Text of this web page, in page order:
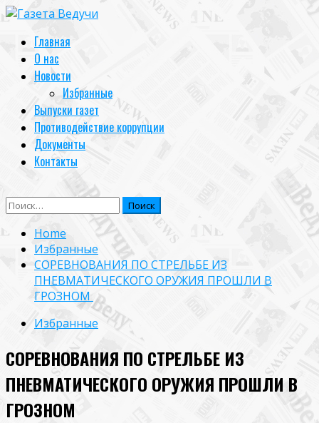
Skip
content
Primary
Menu
Главная
О нас
Новости
Избранные
Выпуски газет
Противодействие коррупции
Документы
Контакты
Найти:
Home
Избранные
СОРЕВНОВАНИЯ ПО СТРЕЛЬБЕ ИЗ
ПНЕВМАТИЧЕСКОГО ОРУЖИЯ ПРОШЛИ В
ГРОЗНОМ
Избранные
СОРЕВНОВАНИЯ ПО СТРЕЛЬБЕ ИЗ
ПНЕВМАТИЧЕСКОГО ОРУЖИЯ ПРОШЛИ В
ГРОЗНОМ